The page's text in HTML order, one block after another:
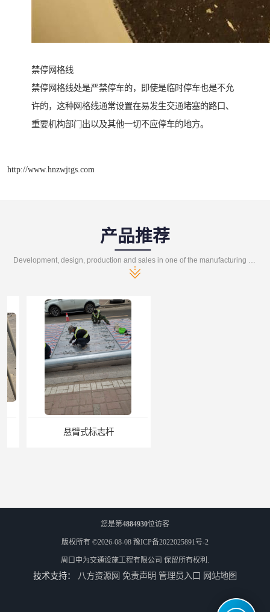
禁停网格线
禁停网格线处是严禁停车的，即使是临时停车也是不允
许的，这种网格线通常设置在易发生交通堵塞的路口、
重要机构部门出以及其他一切不应停车的地方。
http://www.hnzwjtgs.com
产品推荐
悬臂式标志杆
您是第4884930位访客
版权所有 ©2026-08-08 豫ICP备2022025891号-2
周口中为交通设施工程有限公司 保留所有权利.
技术支持： 八方资源网 免责声明 管理员入口 网站地图